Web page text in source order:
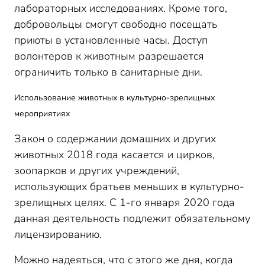
лабораторных исследованиях. Кроме того,
добровольцы смогут свободно посещать
приюты в установленные часы. Доступ
волонтеров к животным разрешается
ограничить только в санитарные дни.
Использование животных в культурно-зрелищных
мероприятиях
Закон о содержании домашних и других
животных 2018 года касается и цирков,
зоопарков и других учреждений,
использующих братьев меньших в культурно-
зрелищных целях. С 1-го января 2020 года
данная деятельность подлежит обязательному
лицензированию.
Можно надеяться, что с этого же дня, когда